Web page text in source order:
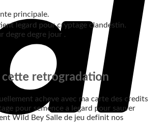
principale.
legard pour cryptage clandestin.
degre degre jour .
retrogradation
acheve avec ma carte des credits
pour semence a legard pour sauver
Wild Bey Salle de jeu definit nos